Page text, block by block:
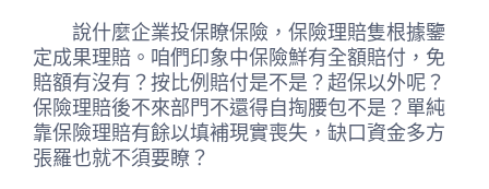
說什麼企業投保瞭保險，保險理賠隻根據鑒
定成果理賠。咱們印象中保險鮮有全額賠付，免
賠額有沒有？按比例賠付是不是？超保以外呢？
保險理賠後不來部門不還得自掏腰包不是？單純
靠保險理賠有餘以填補現實喪失，缺口資金多方
張羅也就不須要瞭？